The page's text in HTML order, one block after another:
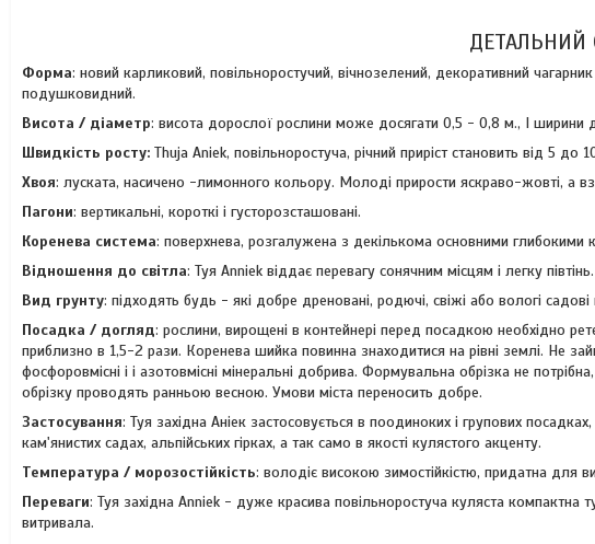
ДЕТАЛЬНИЙ
Форма: новий карликовий, повільноростучий, вічнозелений, декоративний
подушковидний.
Висота / діаметр: висота дорослої рослини може досягати 0,5 - 0,8 м., І ширини
Швидкість росту: Thuja Aniek, повільноростуча, річний приріст становить від 5 до
Хвоя: луската, насичено -лимонного кольору. Молоді прирости яскраво-жовті, а
Пагони: вертикальні, короткі і густорозсташовані.
Коренева система: поверхнева, розгалужена з декількома основними глибокими
Відношення до світла: Туя Anniek віддає перевагу сонячним місцям і легку
Вид грунту: підходять будь - які добре дреновані, родючі, свіжі або вологі
Посадка / догляд: рослини, вирощені в контейнері перед посадкою необхідно
приблизно в 1,5-2 рази. Коренева шийка повинна знаходитися на рівні землі. Не
фосфоровмісні і і азотовмісні мінеральні добрива. Формувальна обрізка не
обрізку проводять ранньою весною. Умови міста переносить добре.
Застосування: Туя західна Аніек застосовується в поодиноких і групових
кам'янистих садах, альпійських гірках, а так само в якості кулястого акценту.
Температура / морозостійкість: володіє високою зимостійкістю, придатна для
Переваги: Туя західна Anniek - дуже красива повільноростуча куляста компактна
витривала.